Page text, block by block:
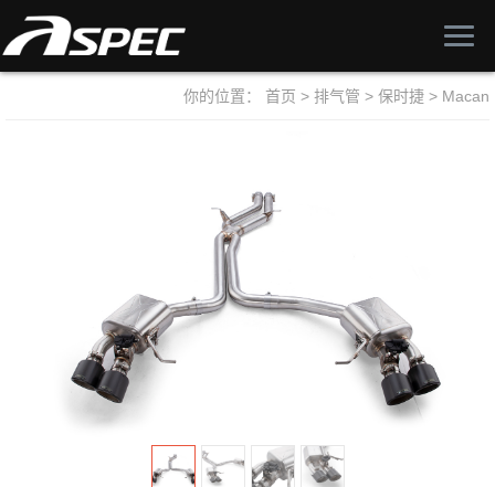
你的位置： 首页 > 排气管 > 保时捷 > Macan